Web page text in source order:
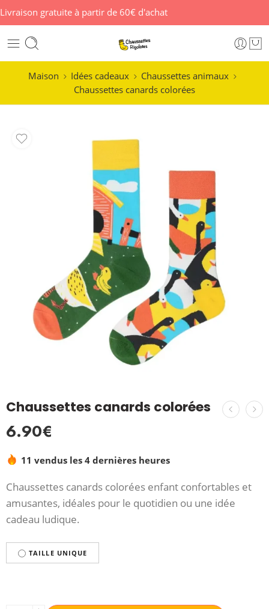
Livraison gratuite à partir de 60€ d'achat
Maison Idées cadeaux
Chaussettes animaux
Chaussettes canards colorées
Chaussettes canards colorées
6.90€
11 vendus les 4 dernières heures
Chaussettes canards colorées enfant confortables et
amusantes, idéales pour le quotidien ou une idée
cadeau ludique.
TAILLE UNIQUE